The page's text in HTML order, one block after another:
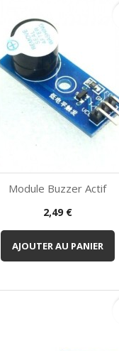
Aperçu rapide
Module Buzzer Actif
Prix
2,49 €
AJOUTER AU PANIER